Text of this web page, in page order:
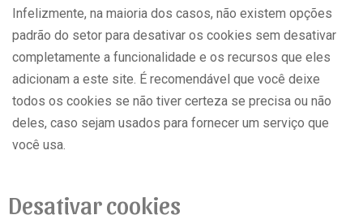
Infelizmente, na maioria dos casos, não existem opções
padrão do setor para desativar os cookies sem desativar
completamente a funcionalidade e os recursos que eles
adicionam a este site. É recomendável que você deixe
todos os cookies se não tiver certeza se precisa ou não
deles, caso sejam usados ​​para fornecer um serviço que
você usa.
Desativar cookies